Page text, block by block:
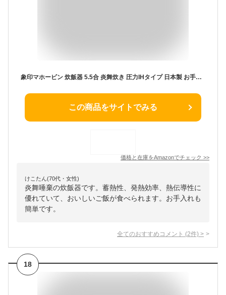
象印マホービン 炊飯器 5.5合 炎舞炊き 圧力IHタイプ 日本製 お手入れ点数2点 スレートブラック NW-PV10-BZ
この商品をサイトでみる
価格と在庫をAmazonでチェック >>
けこたん(70代・女性)
炎舞唾棄の炊飯器です。蓄熱性、発熱効率、熱伝導性に
優れていて、おいしいご飯が食べられます。お手入れも
簡単です。
全てのおすすめコメント (2件) >
18